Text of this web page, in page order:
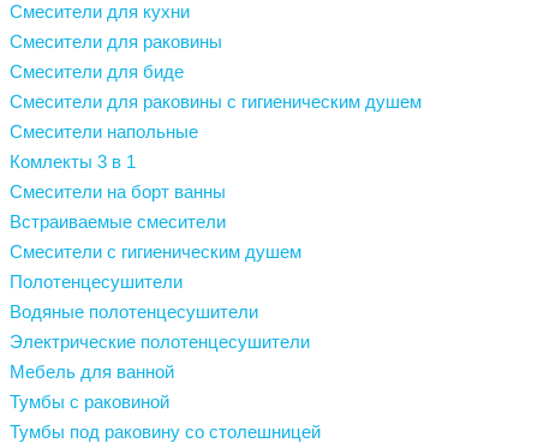
Смесители для кухни
Смесители для раковины
Смесители для биде
Смесители для раковины с гигиеническим душем
Смесители напольные
Комлекты 3 в 1
Смесители на борт ванны
Встраиваемые смесители
Смесители с гигиеническим душем
Полотенцесушители
Водяные полотенцесушители
Электрические полотенцесушители
Мебель для ванной
Тумбы с раковиной
Тумбы под раковину со столешницей